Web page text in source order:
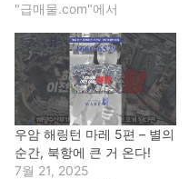
"급매물.com"에서
우암 해링턴 마레 5편 – 별의
순간, 북항에 큰 거 온다!
7월 21, 2025